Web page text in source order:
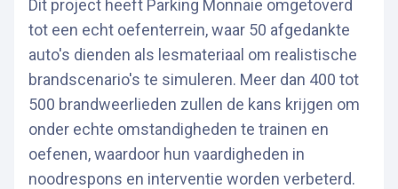
Dit project heeft Parking Monnaie omgetoverd
tot een echt oefenterrein, waar 50 afgedankte
auto's dienden als lesmateriaal om realistische
brandscenario's te simuleren. Meer dan 400 tot
500 brandweerlieden zullen de kans krijgen om
onder echte omstandigheden te trainen en
oefenen, waardoor hun vaardigheden in
noodrespons en interventie worden verbeterd.